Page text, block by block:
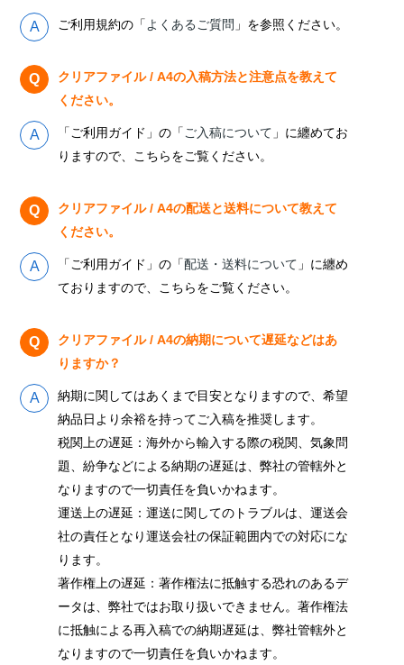
ご利用規約の「 よくあるご質問 」を参照ください。
クリアファイル / A4の入稿方法と注意点を教えて
ください。
「ご利用ガイド」の「 ご入稿について 」に纏めてお
りますので、こちらをご覧ください。
クリアファイル / A4の配送と送料について教えて
ください。
「ご利用ガイド」の「配送・送料について 」に纏め
ておりますので、こちらをご覧ください。
クリアファイル / A4の納期について遅延などはあ
りますか？
納期に関してはあくまで目安となりますので、希望
納品日より余裕を持ってご入稿を推奨します。
税関上の遅延：海外から輸入する際の税関、気象問
題、紛争などによる納期の遅延は、弊社の管轄外と
なりますので一切責任を負いかねます。
運送上の遅延：運送に関してのトラブルは、運送会
社の責任となり運送会社の保証範囲内での対応にな
ります。
著作権上の遅延：著作権法に抵触する恐れのあるデ
ータは、弊社ではお取り扱いできません。著作権法
に抵触による再入稿での納期遅延は、弊社管轄外と
なりますので一切責任を負いかねます。